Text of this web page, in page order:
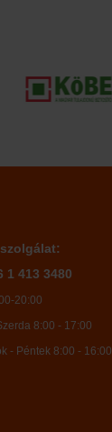
1 413 3480
20:00
8:00 - 17:00
- Péntek 8:00 - 16:00